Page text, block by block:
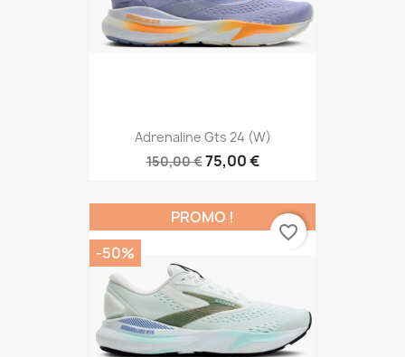
Adrenaline Gts 24 (W)
150,00 €75,00 €
PROMO !
-50%
favorite_border